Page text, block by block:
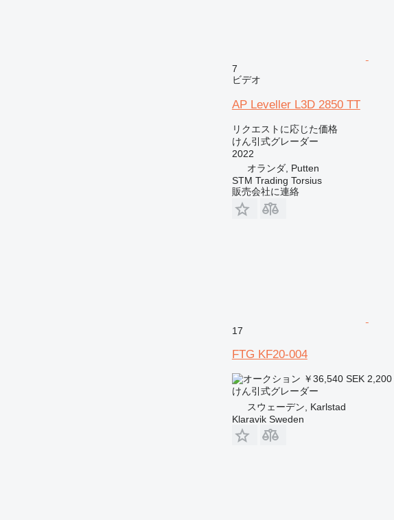
7
ビデオ
AP Leveller L3D 2850 TT
リクエストに応じた価格
けん引式グレーダー
2022
オランダ, Putten
STM Trading Torsius
販売会社に連絡
17
FTG KF20-004
￥36,540 SEK 2,200
けん引式グレーダー
スウェーデン, Karlstad
Klaravik Sweden